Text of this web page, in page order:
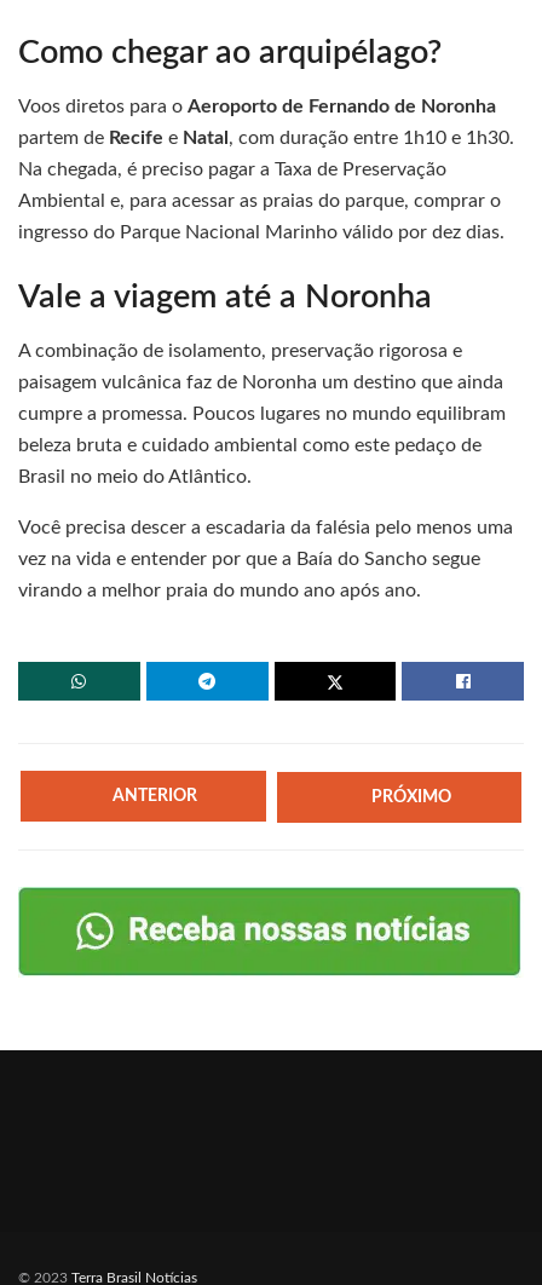
Como chegar ao arquipélago?
Voos diretos para o Aeroporto de Fernando de Noronha
partem de Recife e Natal , com duração entre 1h10 e 1h30.
Na chegada, é preciso pagar a Taxa de Preservação
Ambiental e, para acessar as praias do parque, comprar o
ingresso do Parque Nacional Marinho válido por dez dias.
Vale a viagem até a Noronha
A combinação de isolamento, preservação rigorosa e
paisagem vulcânica faz de Noronha um destino que ainda
cumpre a promessa. Poucos lugares no mundo equilibram
beleza bruta e cuidado ambiental como este pedaço de
Brasil no meio do Atlântico.
Você precisa descer a escadaria da falésia pelo menos uma
vez na vida e entender por que a Baía do Sancho segue
virando a melhor praia do mundo ano após ano.
ANTERIOR PRÓXIMO
© 2023 Terra Brasil Notícias